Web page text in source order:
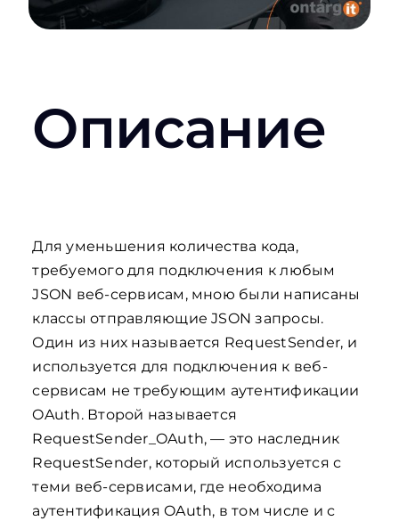
Описание
Для уменьшения количества кода,
требуемого для подключения к любым
JSON веб-сервисам, мною были написаны
классы отправляющие JSON запросы.
Один из них называется RequestSender, и
используется для подключения к веб-
сервисам не требующим аутентификации
OAuth. Второй называется
RequestSender_OAuth, — это наследник
RequestSender, который используется с
теми веб-сервисами, где необходима
аутентификация OAuth, в том числе и с